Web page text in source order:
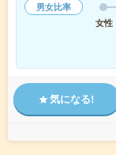
男女比率
女性
気になる!